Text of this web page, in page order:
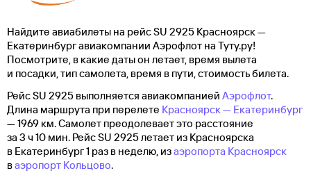
Найдите авиабилеты на рейс SU 2925 Красноярск —
Екатеринбург авиакомпании Аэрофлот на Туту.ру!
Посмотрите, в какие даты он летает, время вылета
и посадки, тип самолета, время в пути, стоимость билета.
Рейс SU 2925 выполняется авиакомпанией Аэрофлот.
Длина маршрута при перелете Красноярск — Екатеринбург
— 1969 км. Самолет преодолевает это расстояние
за 3 ч 10 мин. Рейс SU 2925 летает из Красноярска
в Екатеринбург 1 раз в неделю, изаэропорта Красноярск
ваэропорт Кольцово.